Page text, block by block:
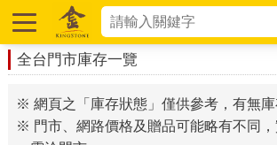
全台門市庫存一覽
※ 網頁之「庫存狀態」僅供參考，有無庫
※ 門市、網路價格及贈品可能略有不同